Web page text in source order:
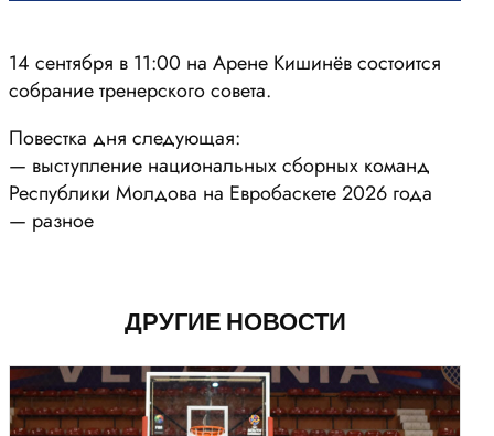
14 сентября в 11:00 на Арене Кишинёв состоится
собрание тренерского совета.
Повестка дня следующая:
— выступление национальных сборных команд
Республики Молдова на Евробаскете 2026 года
— разное
ДРУГИЕ НОВОСТИ